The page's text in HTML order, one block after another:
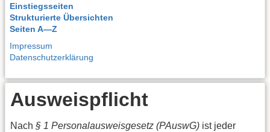
Einstiegsseiten
Strukturierte Übersichten
Seiten A—Z
Impressum
Datenschutzerklärung
Ausweispflicht
Nach § 1 Personalausweisgesetz (PAuswG) ist jeder